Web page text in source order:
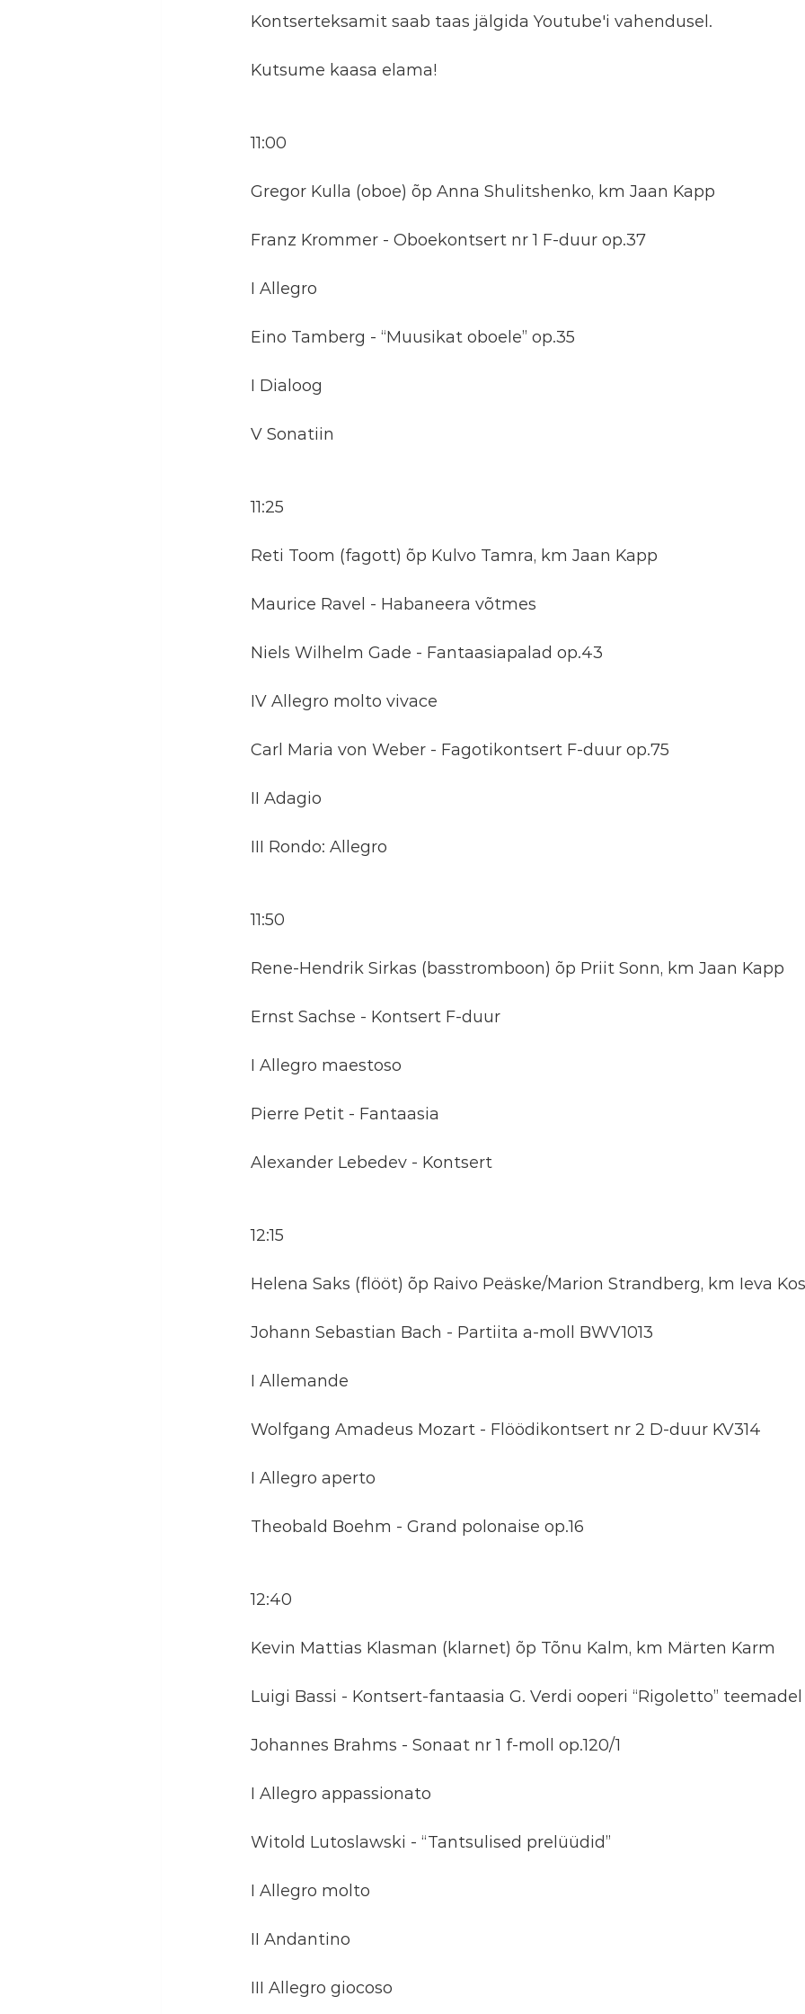
Kontserteksamit saab taas jälgida Youtube'i vahendusel.
Kutsume kaasa elama!
11:00
Gregor Kulla (oboe) õp Anna Shulitshenko, km Jaan Kapp
Franz Krommer - Oboekontsert nr 1 F-duur op.37
I Allegro
Eino Tamberg - “Muusikat oboele” op.35
I Dialoog
V Sonatiin
11:25
Reti Toom (fagott) õp Kulvo Tamra, km Jaan Kapp
Maurice Ravel - Habaneera võtmes
Niels Wilhelm Gade - Fantaasiapalad op.43
IV Allegro molto vivace
Carl Maria von Weber - Fagotikontsert F-duur op.75
II Adagio
III Rondo: Allegro
11:50
Rene-Hendrik Sirkas (basstromboon) õp Priit Sonn, km Jaan Kapp
Ernst Sachse - Kontsert F-duur
I Allegro maestoso
Pierre Petit - Fantaasia
Alexander Lebedev - Kontsert
12:15
Helena Saks (flööt) õp Raivo Peäske/Marion Strandberg, km Ieva
Johann Sebastian Bach - Partiita a-moll BWV1013
I Allemande
Wolfgang Amadeus Mozart - Flöödikontsert nr 2 D-duur KV314
I Allegro aperto
Theobald Boehm - Grand polonaise op.16
12:40
Kevin Mattias Klasman (klarnet) õp Tõnu Kalm, km Märten Karm
Luigi Bassi - Kontsert-fantaasia G. Verdi ooperi “Rigoletto” teemadel
Johannes Brahms - Sonaat nr 1 f-moll op.120/1
I Allegro appassionato
Witold Lutoslawski - “Tantsulised prelüüdid”
I Allegro molto
II Andantino
III Allegro giocoso